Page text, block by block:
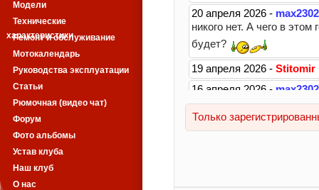
Модели
Технические
характеристики
Ремонт и обслуживание
Мотокалендарь
Руководства эксплуатации
Статьи
Рюмочная (видео чат)
Форум
Фото альбомы
Устав клуба
Наш клуб
О нас